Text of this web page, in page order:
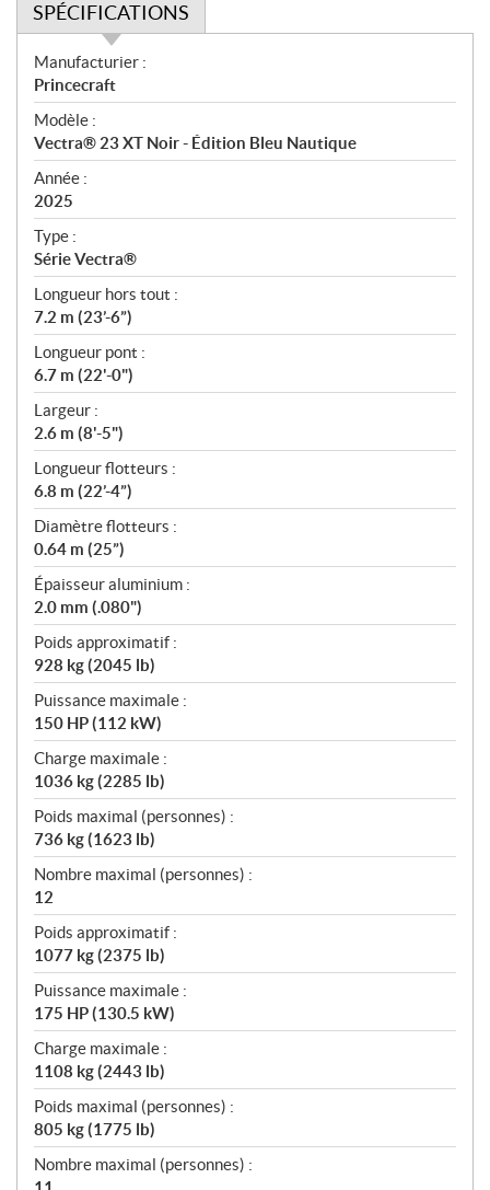
SPÉCIFICATIONS
S
p
é
c
i
f
i
c
a
t
i
o
n
s
Manufacturier :
Princecraft
Modèle :
Vectra® 23 XT Noir - Édition Bleu Nautique
Année :
2025
Type :
Série Vectra®
Longueur hors tout :
7.2 m (23’-6”)
Longueur pont :
6.7 m (22'-0")
Largeur :
2.6 m (8'-5")
Longueur flotteurs :
6.8 m (22’-4”)
Diamètre flotteurs :
0.64 m (25”)
Épaisseur aluminium :
2.0 mm (.080")
Poids approximatif :
928 kg (2045 lb)
Puissance maximale :
150 HP (112 kW)
Charge maximale :
1036 kg (2285 lb)
Poids maximal (personnes) :
736 kg (1623 lb)
Nombre maximal (personnes) :
12
Poids approximatif :
1077 kg (2375 lb)
Puissance maximale :
175 HP (130.5 kW)
Charge maximale :
1108 kg (2443 lb)
Poids maximal (personnes) :
805 kg (1775 lb)
Nombre maximal (personnes) :